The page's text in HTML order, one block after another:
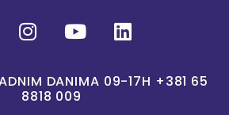
DANIMA 09-17H +381 65
8818 009